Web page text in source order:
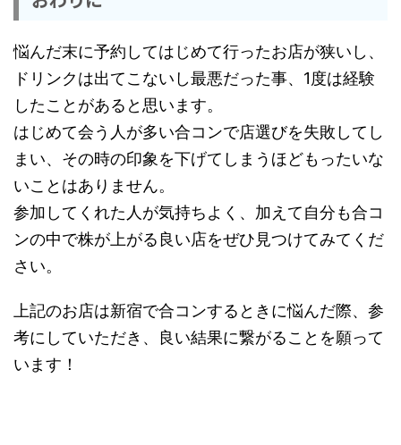
悩んだ末に予約してはじめて行ったお店が狭いし、
ドリンクは出てこないし最悪だった事、1度は経験
したことがあると思います。
はじめて会う人が多い合コンで店選びを失敗してし
まい、その時の印象を下げてしまうほどもったいな
いことはありません。
参加してくれた人が気持ちよく、加えて自分も合コ
ンの中で株が上がる良い店をぜひ見つけてみてくだ
さい。
上記のお店は新宿で合コンするときに悩んだ際、参
考にしていただき、良い結果に繋がることを願って
います！